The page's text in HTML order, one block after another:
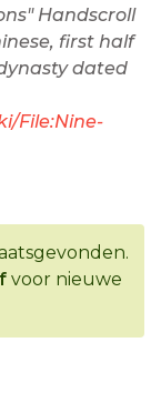
Handscroll
first half
dated
File:Nine-
voor nieuwe